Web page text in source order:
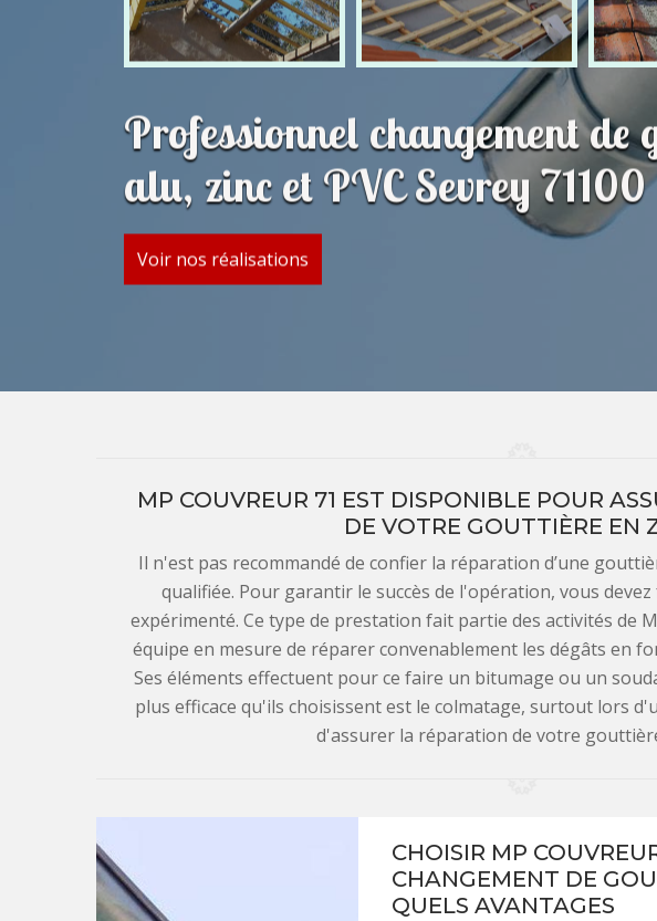
Professionnel changement de
alu, zinc et PVC Sevrey 71100
Voir nos réalisations
MP COUVREUR 71 EST DISPONIBLE POUR
DE VOTRE GOUTTIÈRE EN
Il n'est pas recommandé de confier la réparation d’une
qualifiée. Pour garantir le succès de l'opération, vous
expérimenté. Ce type de prestation fait partie des activités de
équipe en mesure de réparer convenablement les dégâts en
Ses éléments effectuent pour ce faire un bitumage ou un
plus efficace qu'ils choisissent est le colmatage, surtout lors
d'assurer la réparation de votre
CHOISIR MP
CHANGEMENT DE
QUELS AVANTAGES